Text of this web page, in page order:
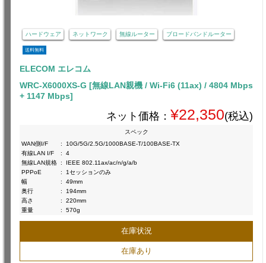
ハードウェア ネットワーク 無線ルーター ブロードバンドルーター
送料無料
ELECOM エレコム
WRC-X6000XS-G [無線LAN親機 / Wi-Fi6 (11ax) / 4804 Mbps
+ 1147 Mbps]
ネット価格： ¥22,350(税込)
スペック
WAN側I/F
:
10G/5G/2.5G/1000BASE-T/100BASE-TX
有線LAN I/F
:
4
無線LAN規格 :
IEEE 802.11ax/ac/n/g/a/b
PPPoE
:
1セッションのみ
幅
:
49mm
奥行
:
194mm
高さ
:
220mm
重量
: 570g
在庫状況
在庫あり